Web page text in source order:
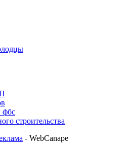
фбс
строительства
- WebCanape